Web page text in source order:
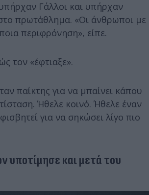
Γάλλοι και υπήρχαν
στο πρωτάθλημα. «Οι άνθρωποι με
περιφρόνηση», είπε.
τον «έφτιαξε».
παίκτης για να μπαίνει κάπου
Ήθελε κοινό. Ήθελε έναν
για να σηκώσει λίγο πιο
υποτίμησε και μετά του